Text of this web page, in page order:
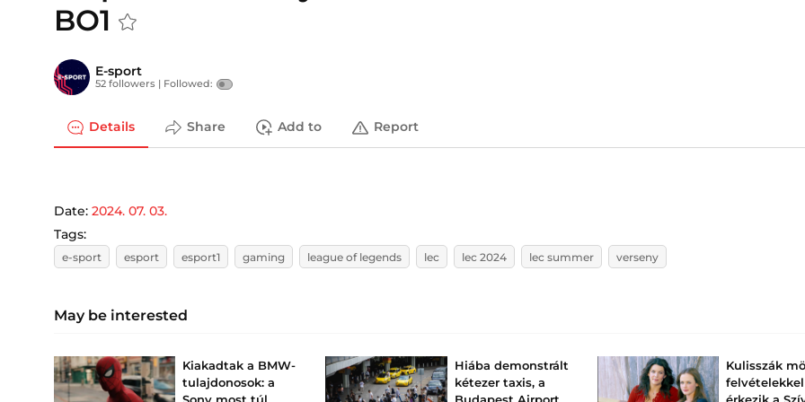
BO1
E-sport
52 followers | Followed:
Details Share Add to Report
Date: 2024. 07. 03.
Tags:
e-sport esport esport1 gaming league of legends lec lec 2024 lec summer verseny
May be interested
Kiakadtak a BMW-
tulajdonosok: a
Sony most túl
Hiába demonstrált
kétezer taxis, a
Budapest Airport
Kulisszák
felvételekkel
érkezik a